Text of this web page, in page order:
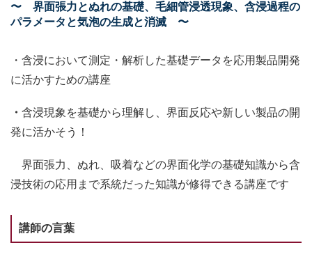
〜 界面張力とぬれの基礎、毛細管浸透現象、含浸過程の
パラメータと気泡の生成と消滅 〜
・含浸において測定・解析した基礎データを応用製品開発
に活かすための講座
・ 含浸現象を基礎から理解し、界面反応や新しい製品の開
発に活かそう！
界面張力、ぬれ、吸着などの界面化学の基礎知識から含
浸技術の応用まで系統だった知識が修得できる講座です
講師の言葉